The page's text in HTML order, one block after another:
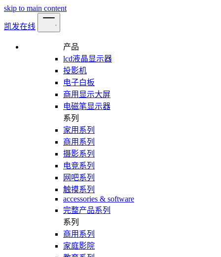
skip to main content
凯发在线
产品
lcd液晶显示器
投影机
电子白板
商用显示大屏
电磁笔显示器
系列
家用系列
商用系列
摄影系列
电竞系列
网吧系列
触摸系列
accessories & software
完整产品系列
系列
商用系列
家庭影院